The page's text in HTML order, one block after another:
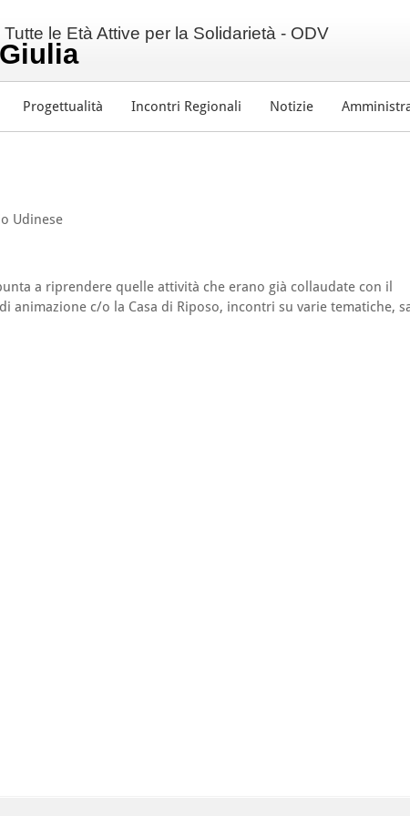
le Età Attive per la Solidarietà - ODV
Progettualità Incontri Regionali Notizie
Udinese
a riprendere quelle attività che erano già collaudate con il
animazione c/o la Casa di Riposo, incontri su varie tematiche,